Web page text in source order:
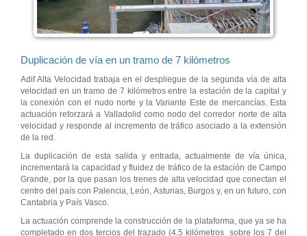
Duplicación de vía en un tramo de 7 kilómetros
Adif Alta Velocidad trabaja en el despliegue de la segunda vía de alta
velocidad en un tramo de 7 kilómetros entre la estación de la capital y
la conexión con el nudo norte y la Variante Este de mercancías. Esta
actuación reforzará a Valladolid como nodo del corredor norte de alta
velocidad y responde al incremento de tráfico asociado a la extensión
de la red.
La duplicación de esta salida y entrada, actualmente de vía única,
incrementará la capacidad y fluidez de tráfico de la estación de Campo
Grande, por la que pasan los trenes de alta velocidad que conectan el
centro del país con Palencia, León, Asturias, Burgos y, en un futuro, con
Cantabria y País Vasco.
La actuación comprende la construcción de la plataforma, que ya se ha
completado en dos tercios del trazado (4,5 kilómetros sobre los 7 del